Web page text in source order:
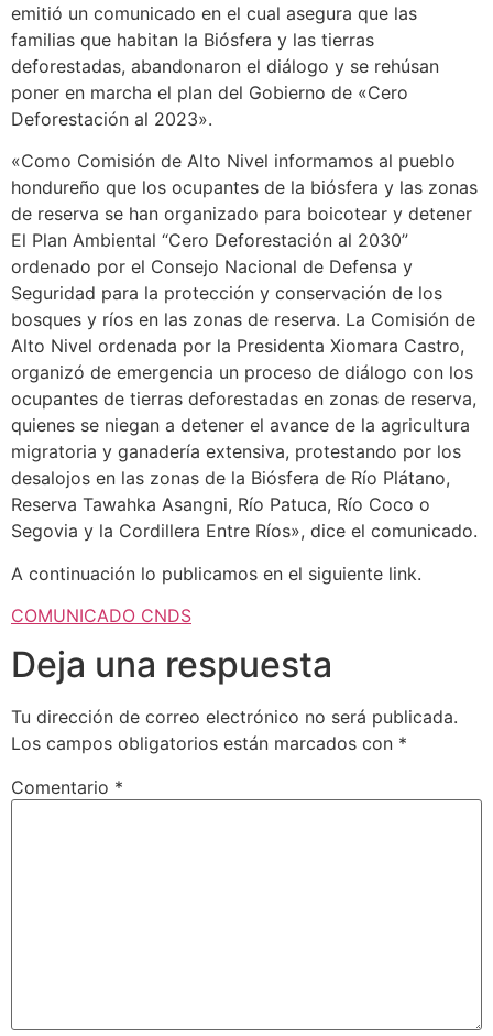
emitió un comunicado en el cual asegura que las
familias que habitan la Biósfera y las tierras
deforestadas, abandonaron el diálogo y se rehúsan
poner en marcha el plan del Gobierno de «Cero
Deforestación al 2023».
«Como Comisión de Alto Nivel informamos al pueblo
hondureño que los ocupantes de la biósfera y las zonas
de reserva se han organizado para boicotear y detener
El Plan Ambiental “Cero Deforestación al 2030”
ordenado por el Consejo Nacional de Defensa y
Seguridad para la protección y conservación de los
bosques y ríos en las zonas de reserva. La Comisión de
Alto Nivel ordenada por la Presidenta Xiomara Castro,
organizó de emergencia un proceso de diálogo con los
ocupantes de tierras deforestadas en zonas de reserva,
quienes se niegan a detener el avance de la agricultura
migratoria y ganadería extensiva, protestando por los
desalojos en las zonas de la Biósfera de Río Plátano,
Reserva Tawahka Asangni, Río Patuca, Río Coco o
Segovia y la Cordillera Entre Ríos», dice el comunicado.
A continuación lo publicamos en el siguiente link.
COMUNICADO CNDS
Deja una respuesta
Tu dirección de correo electrónico no será publicada.
Los campos obligatorios están marcados con *
Comentario *